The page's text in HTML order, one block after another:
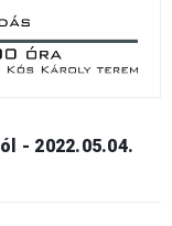
- 2022.05.04.